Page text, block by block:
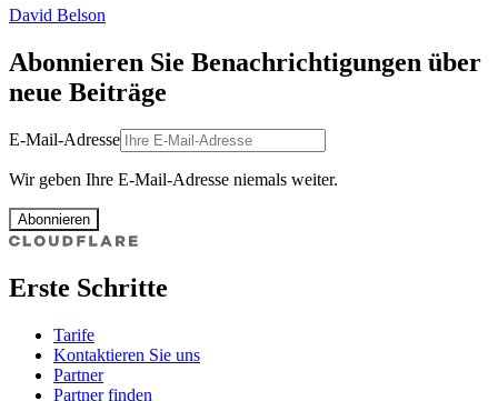
David Belson
Abonnieren Sie Benachrichtigungen über
neue Beiträge
E-Mail-Adresse
Wir geben Ihre E-Mail-Adresse niemals weiter.
Abonnieren
Erste Schritte
Tarife
Kontaktieren Sie uns
Partner
Partner finden